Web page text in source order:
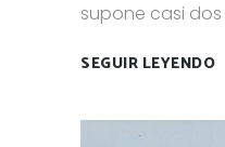
supone casi dos
SEGUIR LEYENDO